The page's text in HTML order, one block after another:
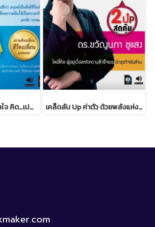
เสียงแห่งแรงบันดาลใจ คิด…เปลี่ยนโลก เคล็ดลับ Up ค่าตัว ด้วยพลังแห่งคุณค่าสูงสุด